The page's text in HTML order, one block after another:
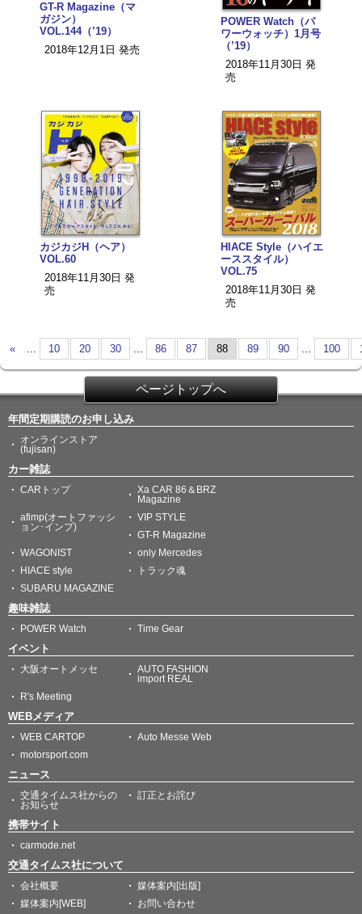
GT-R Magazine（マ
ガジン）
VOL.144（’19）
2018年12月1日 発売
POWER Watch（パ
ワーウォッチ）1月号
（’19）
2018年11月30日 発
売
カジカジH（ヘア）
VOL.60
2018年11月30日 発
売
HIACE Style（ハイエ
ーススタイル）
VOL.75
2018年11月30日 発
売
« ... 10 20 30 ... 86 87 88 89 90 ... 100
ページトップへ
年間定期購読のお申し込み
オンラインストア
(fujisan)
カー雑誌
CARトップ
Xa CAR 86＆BRZ
Magazine
afimp(オートファッシ
ョン･インプ)
VIP STYLE
GT-R Magazine
WAGONIST
only Mercedes
HIACE style
トラック魂
SUBARU MAGAZINE
趣味雑誌
POWER Watch Time Gear
イベント
大阪オートメッセ
AUTO FASHION
import REAL
R's Meeting
WEBメディア
WEB CARTOP
Auto Messe Web
motorsport.com
ニュース
交通タイムス社からの
お知らせ
訂正とお詫び
携帯サイト
carmode.net
交通タイムス社について
会社概要
媒体案内[出版]
媒体案内[WEB]
お問い合わせ